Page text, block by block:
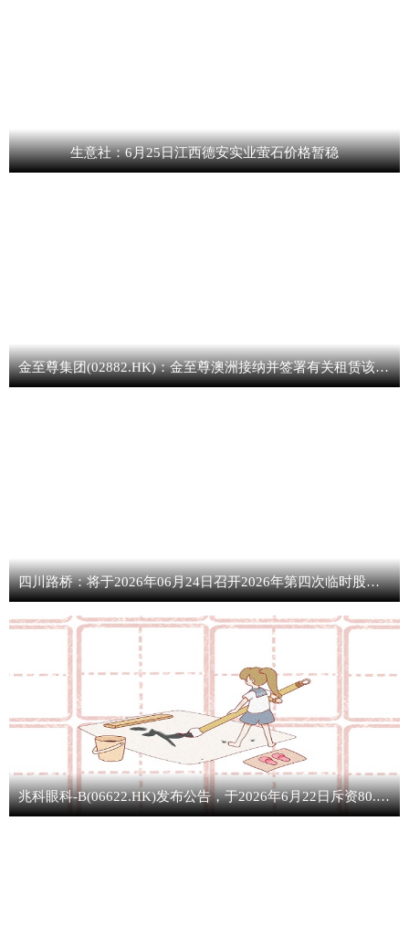
生意社：6月25日江西德安实业萤石价格暂稳
金至尊集团(02882.HK)：金至尊澳洲接纳并签署有关租赁该物业的租赁建议-每日报道
四川路桥：将于2026年06月24日召开2026年第四次临时股东大会
兆科眼科-B(06622.HK)发布公告，于2026年6月22日斥资80.95万港元回购31.85万股 实时